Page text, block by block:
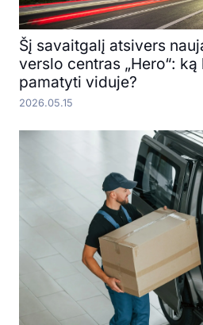
Šį savaitgalį atsivers
verslo centras „Hero“:
pamatyti viduje?
2026.05.15